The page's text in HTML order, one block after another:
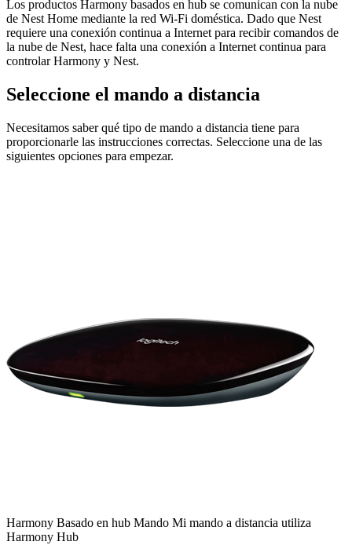
Los productos Harmony basados en hub se comunican con la nube
de Nest Home mediante la red Wi-Fi doméstica. Dado que Nest
requiere una conexión continua a Internet para recibir comandos de
la nube de Nest, hace falta una conexión a Internet continua para
controlar Harmony y Nest.
Seleccione el mando a distancia
Necesitamos saber qué tipo de mando a distancia tiene para
proporcionarle las instrucciones correctas. Seleccione una de las
siguientes opciones para empezar.
Harmony Basado en hub Mando Mi mando a distancia utiliza
Harmony Hub